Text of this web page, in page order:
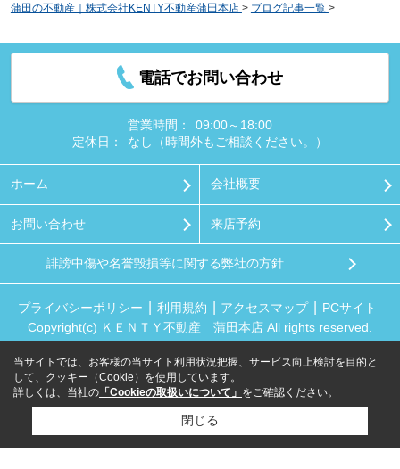
蒲田の不動産｜株式会社KENTY不動産蒲田本店 > ブログ記事一覧 >
電話でお問い合わせ
営業時間：
09:00～18:00
定休日：
なし（時間外もご相談ください。）
ホーム 会社概要
お問い合わせ 来店予約
誹謗中傷や名誉毀損等に関する弊社の方針
プライバシーポリシー 利用規約 アクセスマップ
PCサイト
Copyright(c) ＫＥＮＴＹ不動産 蒲田本店 All rights reserved.
当サイトでは、お客様の当サイト利用状況把握、サービス向上検討を目的と
して、クッキー（Cookie）を使用しています。
詳しくは、当社の 「Cookieの取扱いについて」 をご確認ください。
閉じる